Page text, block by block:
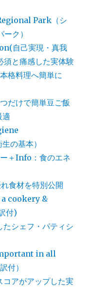
Park（シ
ク）
自己実現・真我
須と痛感した実体験
格料理へ簡単に
だけで簡単豆ご飯
適
の基本）
＋Info：食のエネ
食材を特別公開
cookery &
付)
シェフ・パティシ
in all
付）
アがアップした実